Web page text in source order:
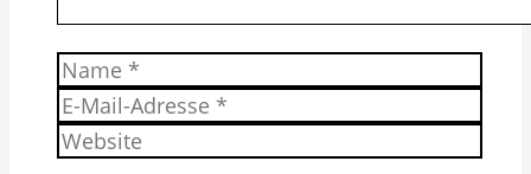
Name
E-
Mail-
Adresse
Website